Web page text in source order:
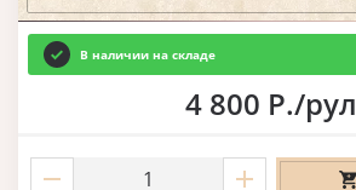
В наличии на складе
4 800 Р./рул